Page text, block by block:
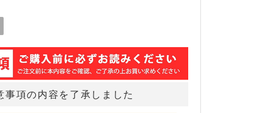
事項の内容を了承しました